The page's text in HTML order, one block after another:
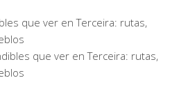
que ver en Terceira: rutas,